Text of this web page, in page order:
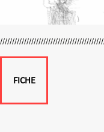
FICHE